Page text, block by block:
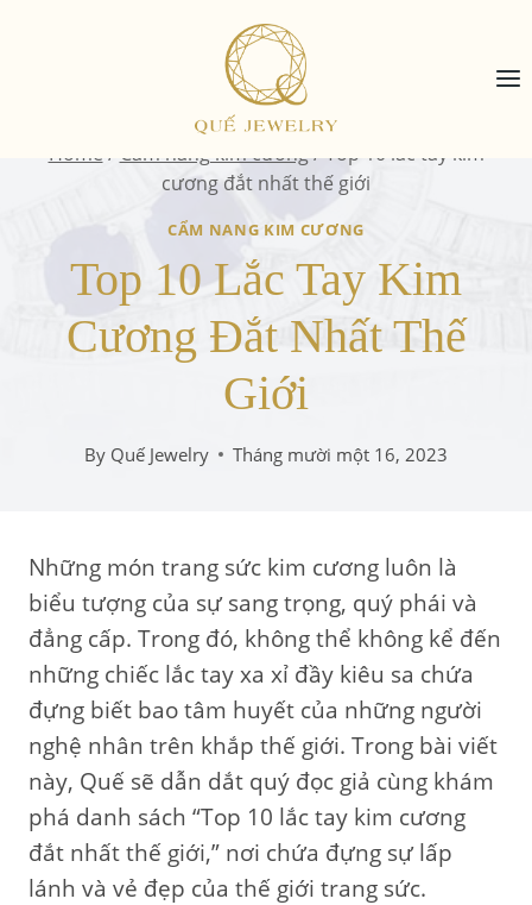
Home / Cẩm nang kim cương/Top 10 lắc tay kim
cương đắt nhất thế giới
CẨM NANG KIM CƯƠNG
Top 10 Lắc Tay Kim
Cương Đắt Nhất Thế
Giới
By Quế Jewelry Tháng mười một 16, 2023
Những món trang sức kim cương luôn là
biểu tượng của sự sang trọng, quý phái và
đẳng cấp. Trong đó, không thể không kể đến
những chiếc lắc tay xa xỉ đầy kiêu sa chứa
đựng biết bao tâm huyết của những người
nghệ nhân trên khắp thế giới. Trong bài viết
này, Quế sẽ dẫn dắt quý đọc giả cùng khám
phá danh sách “Top 10 lắc tay kim cương
đắt nhất thế giới,” nơi chứa đựng sự lấp
lánh và vẻ đẹp của thế giới trang sức.